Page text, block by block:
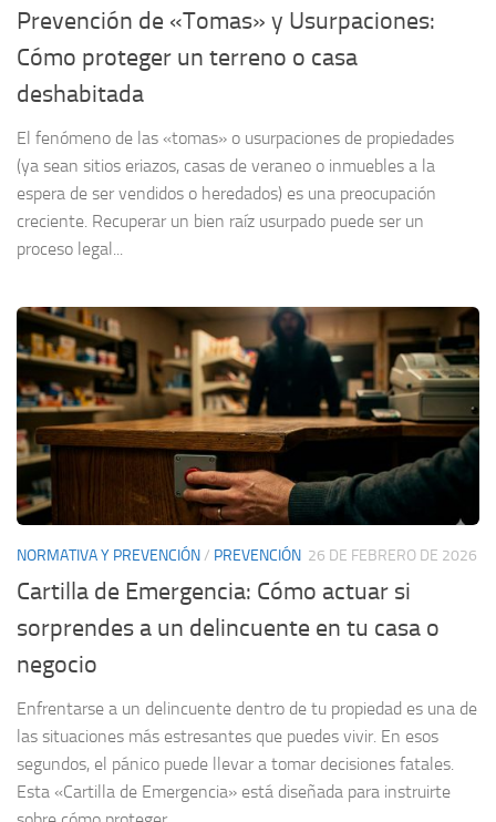
Prevención de «Tomas» y Usurpaciones:
Cómo proteger un terreno o casa
deshabitada
El fenómeno de las «tomas» o usurpaciones de propiedades
(ya sean sitios eriazos, casas de veraneo o inmuebles a la
espera de ser vendidos o heredados) es una preocupación
creciente. Recuperar un bien raíz usurpado puede ser un
proceso legal...
NORMATIVA Y PREVENCIÓN/ PREVENCIÓN 26 DE FEBRERO DE 2026
Cartilla de Emergencia: Cómo actuar si
sorprendes a un delincuente en tu casa o
negocio
Enfrentarse a un delincuente dentro de tu propiedad es una de
las situaciones más estresantes que puedes vivir. En esos
segundos, el pánico puede llevar a tomar decisiones fatales.
Esta «Cartilla de Emergencia» está diseñada para instruirte